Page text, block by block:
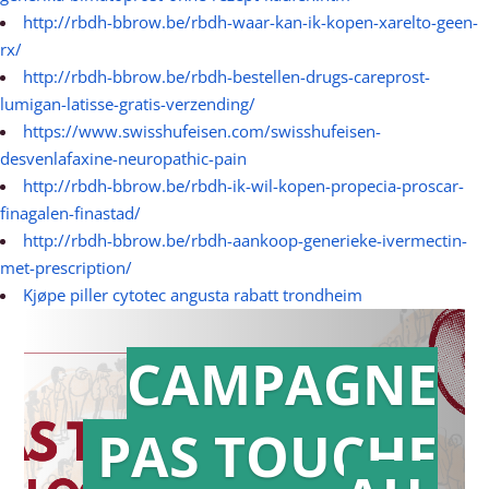
http://rbdh-bbrow.be/rbdh-waar-kan-ik-kopen-xarelto-geen-
rx/
http://rbdh-bbrow.be/rbdh-bestellen-drugs-careprost-
lumigan-latisse-gratis-verzending/
https://www.swisshufeisen.com/swisshufeisen-
desvenlafaxine-neuropathic-pain
http://rbdh-bbrow.be/rbdh-ik-wil-kopen-propecia-proscar-
finagalen-finastad/
http://rbdh-bbrow.be/rbdh-aankoop-generieke-ivermectin-
met-prescription/
Kjøpe piller cytotec angusta rabatt trondheim
Action en
CAMPAGNE
PAS TOUCHE